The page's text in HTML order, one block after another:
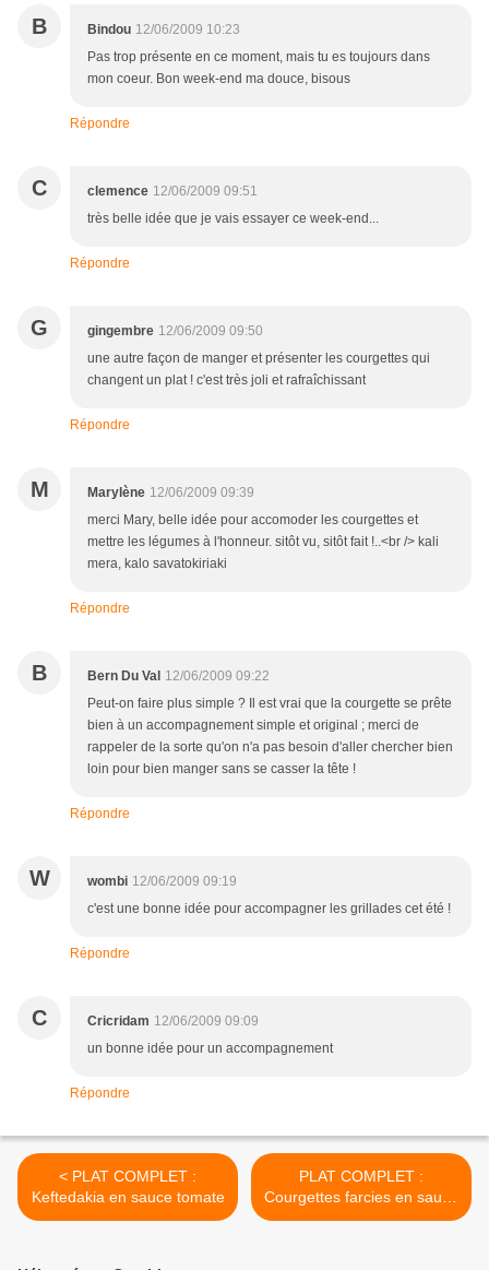
B Bindou 12/06/2009 10:23
Pas trop présente en ce moment, mais tu es toujours dans
mon coeur. Bon week-end ma douce, bisous
Répondre
C clemence 12/06/2009 09:51
très belle idée que je vais essayer ce week-end...
Répondre
G gingembre 12/06/2009 09:50
une autre façon de manger et présenter les courgettes qui
changent un plat ! c'est très joli et rafraîchissant
Répondre
M Marylène 12/06/2009 09:39
merci Mary, belle idée pour accomoder les courgettes et
mettre les légumes à l'honneur. sitôt vu, sitôt fait !..<br /> kali
mera, kalo savatokiriaki
Répondre
B Bern Du Val 12/06/2009 09:22
Peut-on faire plus simple ? Il est vrai que la courgette se prête
bien à un accompagnement simple et original ; merci de
rappeler de la sorte qu'on n'a pas besoin d'aller chercher bien
loin pour bien manger sans se casser la tête !
Répondre
W wombi 12/06/2009 09:19
c'est une bonne idée pour accompagner les grillades cet été !
Répondre
C Cricridam 12/06/2009 09:09
un bonne idée pour un accompagnement
Répondre
< PLAT COMPLET :
Keftedakia en sauce tomate
PLAT COMPLET :
Courgettes farcies en sauce
citronnée >